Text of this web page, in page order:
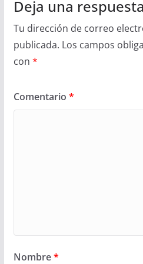
Deja una respuesta
Tu dirección de correo
publicada. Los campos
con *
Comentario *
Nombre*